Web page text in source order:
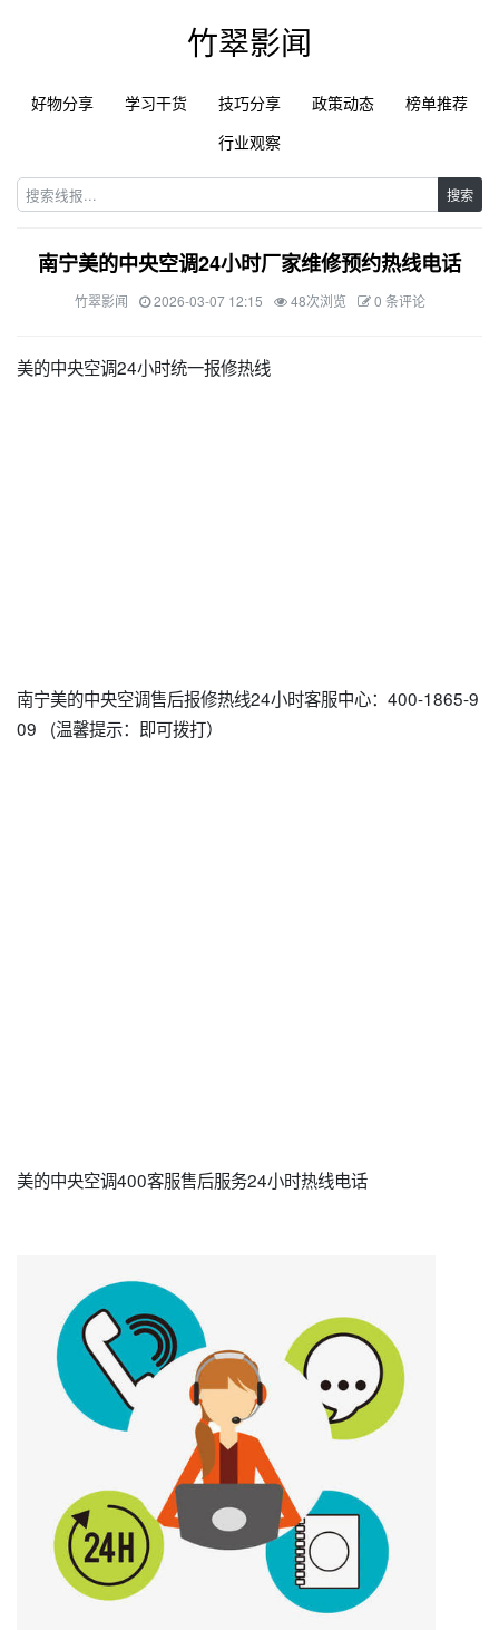
竹翠影闻
好物分享 学习干货 技巧分享 政策动态
榜单推荐
行业观察
搜索
南宁美的中央空调24小时厂家维修预约热线电话
竹翠影闻 2026-03-07 12:15 48次浏览 0 条评论
美的中央空调24小时统一报修热线
南宁美的中央空调售后报修热线24小时客服中心：400-1865-9
09 (温馨提示：即可拨打）
美的中央空调400客服售后服务24小时热线电话